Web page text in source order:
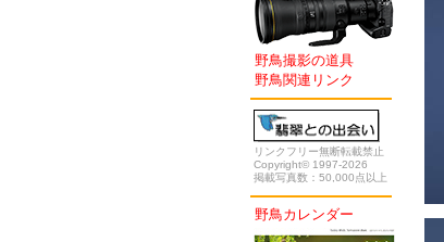
野鳥撮影の道具
野鳥関連リンク
リンクフリー無断転載禁止
Copyright© 1997-2026
掲載写真数：50,000点以上
野鳥カレンダー